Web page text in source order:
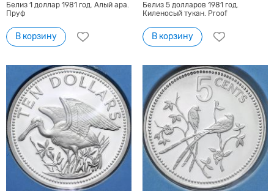
Белиз 1 доллар 1981 год. Алый ара.
Пруф
В корзину
Белиз 5 долларов 1981 год.
Киленосый тукан. Proof
В корзину